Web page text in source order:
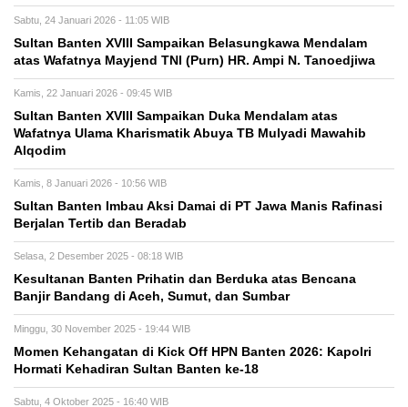
Sabtu, 24 Januari 2026 - 11:05 WIB
Sultan Banten XVIII Sampaikan Belasungkawa Mendalam
atas Wafatnya Mayjend TNI (Purn) HR. Ampi N. Tanoedjiwa
Kamis, 22 Januari 2026 - 09:45 WIB
Sultan Banten XVIII Sampaikan Duka Mendalam atas
Wafatnya Ulama Kharismatik Abuya TB Mulyadi Mawahib
Alqodim
Kamis, 8 Januari 2026 - 10:56 WIB
Sultan Banten Imbau Aksi Damai di PT Jawa Manis Rafinasi
Berjalan Tertib dan Beradab
Selasa, 2 Desember 2025 - 08:18 WIB
Kesultanan Banten Prihatin dan Berduka atas Bencana
Banjir Bandang di Aceh, Sumut, dan Sumbar
Minggu, 30 November 2025 - 19:44 WIB
Momen Kehangatan di Kick Off HPN Banten 2026: Kapolri
Hormati Kehadiran Sultan Banten ke-18
Sabtu, 4 Oktober 2025 - 16:40 WIB